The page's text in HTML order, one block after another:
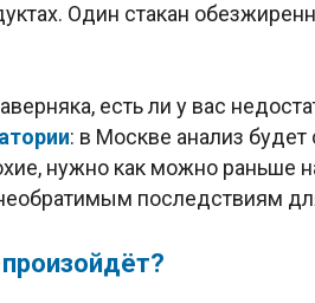
Один стакан
есть ли у вас
: в Москве анализ будет
нужно как можно раньше
последствиям